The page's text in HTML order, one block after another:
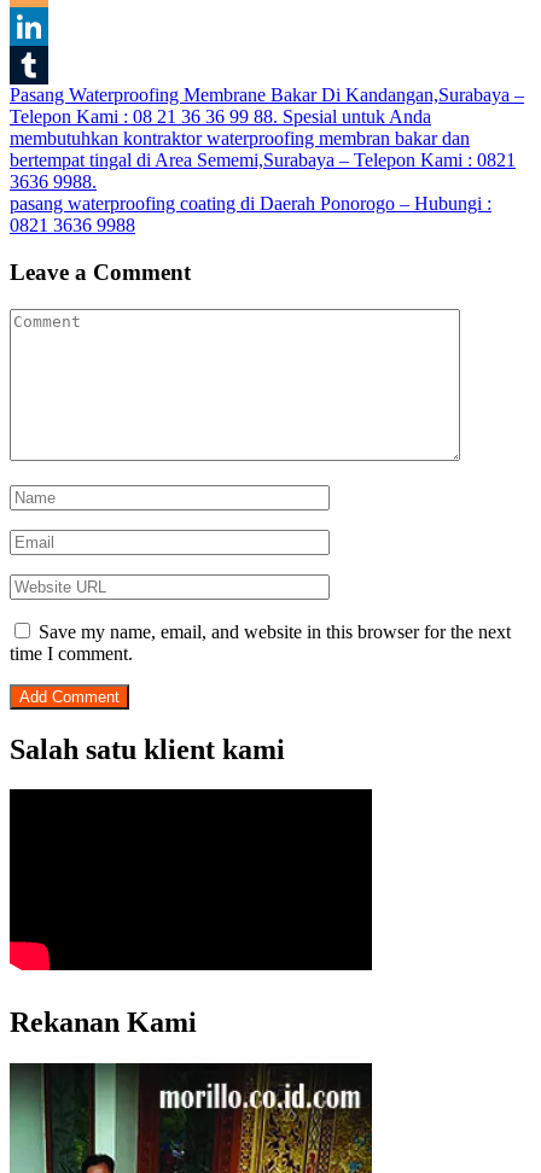
Blogger
LinkedIn
Tumblr
Post
navigation
Pasang Waterproofing Membrane Bakar Di Kandangan,Surabaya –
Telepon Kami : 08 21 36 36 99 88. Spesial untuk Anda
membutuhkan kontraktor waterproofing membran bakar dan
bertempat tingal di Area Sememi,Surabaya – Telepon Kami : 0821
3636 9988.
pasang waterproofing coating di Daerah Ponorogo – Hubungi :
0821 3636 9988
Leave a Comment
Save my name, email, and website in this browser for the next
time I comment.
Salah satu klient kami
Rekanan Kami